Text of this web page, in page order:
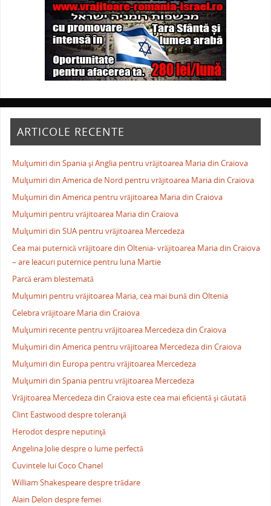
ARTICOLE RECENTE
Mulţumiri din Spania şi Anglia pentru vrăjitoarea Maria din Craiova
Mulţumiri din America de Nord pentru vrăjitoarea Maria din Craiova
Mulţumiri din America pentru vrăjitoarea Maria din Craiova
Mulţumiri pentru vrăjitoarea Maria din Craiova
Mulţumiri din SUA pentru vrăjitoarea Mercedeza
Cea mai puternică vrăjitoare din Oltenia- vrăjitoarea Maria din Craiova
– are leacuri puternice pentru luna Martie
Parcă eram blestemată
Mulţumiri pentru vrăjitoarea Maria, cea mai bună din Oltenia
Celebra vrăjitoare Maria din Craiova
Mulţumiri recente pentru vrăjitoarea Mercedeza din Craiova
Mulţumiri din America pentru vrăjitoarea Mercedeza din Craiova
Mulţumiri din Europa pentru vrăjitoarea Mercedeza
Mulţumiri din Spania pentru vrăjitoarea Mercedeza
Vrăjitoarea Mercedeza din Craiova este cea mai eficientă şi căutată
Clint Eastwood despre toleranţă
Herodot despre neputinţă
Angelina Jolie despre o lume perfectă
Cuvintele lui Coco Chanel
William Shakespeare despre trădare
Alain Delon despre femei